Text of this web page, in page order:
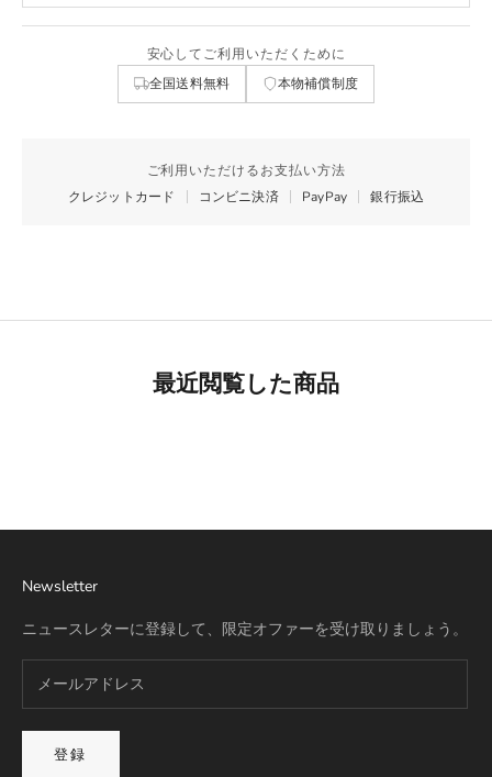
安心してご利用いただくために
全国送料無料 本物補償制度
ご利用いただけるお支払い方法
クレジットカード
コンビニ決済 PayPay 銀行振込
最近閲覧した商品
Newsletter
ニュースレターに登録して、限定オファーを受け取りましょう。
登録